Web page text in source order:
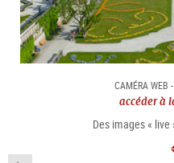
CAMÉRA WEB
accéder à
Des images «